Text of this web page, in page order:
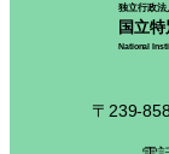
独立行政法
国立
National
〒239-